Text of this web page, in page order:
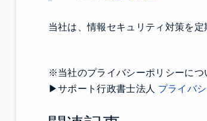
当社は、情報セキュリティ対策を
※当社のプライバシーポリシーにつ
▶サポート行政書士法人 プライバ